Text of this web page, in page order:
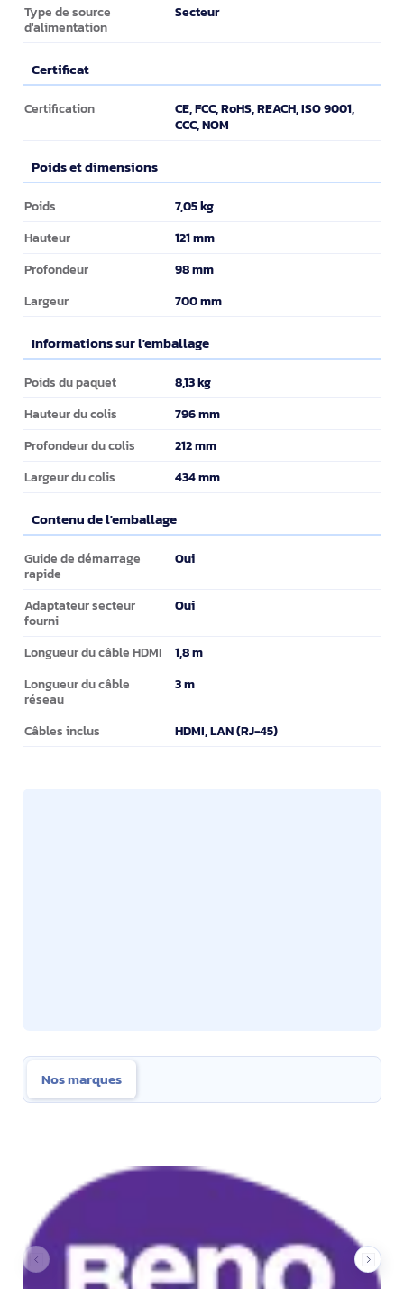
Type de source
d'alimentation
Secteur
Certificat
Certificat
Certification
CE, FCC, RoHS, REACH, ISO 9001,
CCC, NOM
Poids et dimensions
Poids et dimensions
Poids 7,05 kg
Hauteur 121 mm
Profondeur 98 mm
Largeur 700 mm
Informations sur l'emballage
Informations sur l'emballage
Poids du paquet 8,13 kg
Hauteur du colis 796 mm
Profondeur du colis 212 mm
Largeur du colis 434 mm
Contenu de l'emballage
Contenu de l'emballage
Guide de démarrage
rapide
Oui
Adaptateur secteur
fourni
Oui
Longueur du câble HDMI 1,8 m
Longueur du câble
réseau
3 m
Câbles inclus HDMI, LAN (RJ-45)
Nos marques